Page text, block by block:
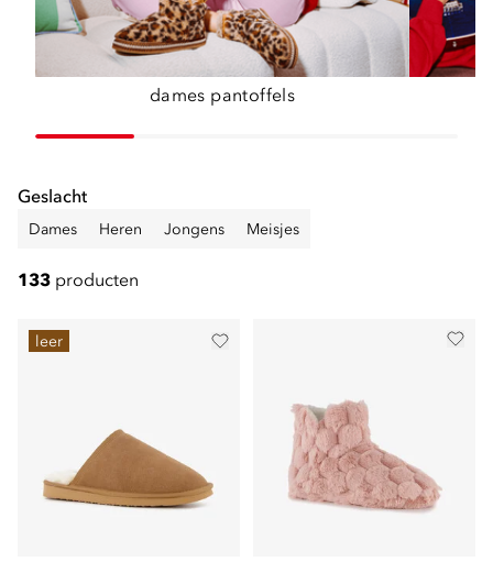
dames pantoffels
Geslacht
Dames Heren Jongens Meisjes
133 producten
leer